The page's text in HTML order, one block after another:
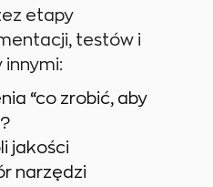
etapy
testów i
innymi:
“co zrobić, aby
jakości
narzędzi